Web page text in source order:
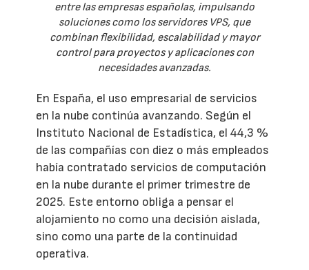
entre las empresas españolas, impulsando
soluciones como los servidores VPS, que
combinan flexibilidad, escalabilidad y mayor
control para proyectos y aplicaciones con
necesidades avanzadas.
En España, el uso empresarial de servicios
en la nube continúa avanzando. Según el
Instituto Nacional de Estadística, el 44,3 %
de las compañías con diez o más empleados
había contratado servicios de computación
en la nube durante el primer trimestre de
2025. Este entorno obliga a pensar el
alojamiento no como una decisión aislada,
sino como una parte de la continuidad
operativa.